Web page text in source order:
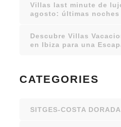
Villas last minute de
agosto: últimas
Descubre Villas
en Ibiza para una
CATEGORIES
SITGES-COSTA DORADA